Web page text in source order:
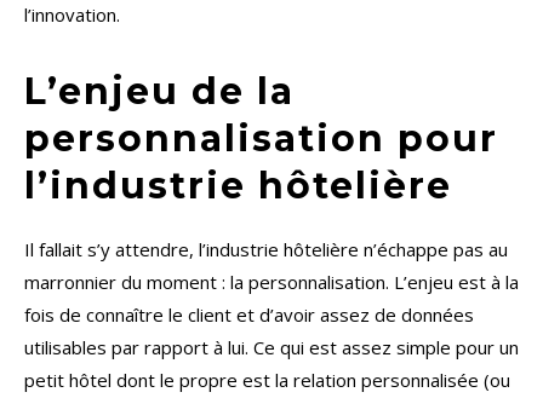
l’innovation.
L’enjeu de la
personnalisation pour
l’industrie hôtelière
Il fallait s’y attendre, l’industrie hôtelière n’échappe pas au
marronnier du moment : la personnalisation. L’enjeu est à la
fois de connaître le client et d’avoir assez de données
utilisables par rapport à lui. Ce qui est assez simple pour un
petit hôtel dont le propre est la relation personnalisée (ou